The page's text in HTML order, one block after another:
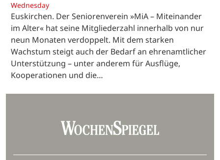
Wednesday
Euskirchen. Der Seniorenverein »MiA – Miteinander
im Alter« hat seine Mitgliederzahl innerhalb von nur
neun Monaten verdoppelt. Mit dem starken
Wachstum steigt auch der Bedarf an ehrenamtlicher
Unterstützung – unter anderem für Ausflüge,
Kooperationen und die…